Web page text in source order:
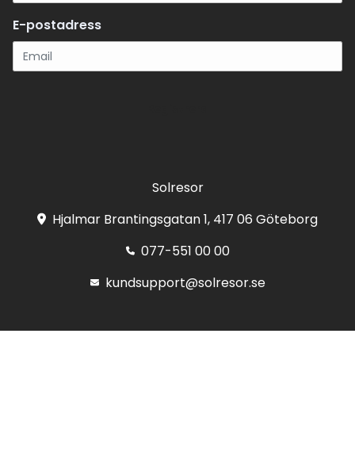
E-postadress
Solresor
Hjalmar Brantingsgatan 1, 417 06 Göteborg
077-551 00 00
kundsupport@solresor.se